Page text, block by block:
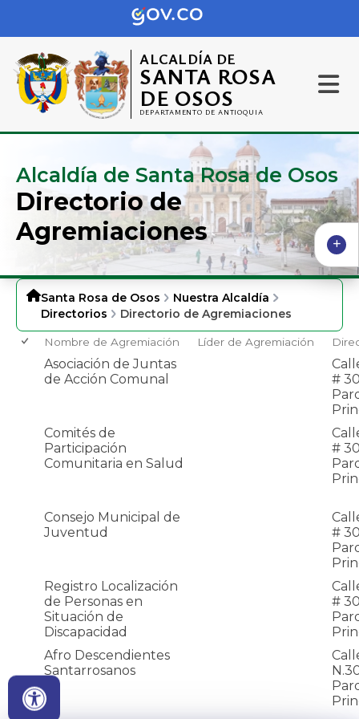
ALCALDÍA DE
SANTA ROSA
DE OSOS
DEPARTAMENTO DE ANTIOQUIA
Alcaldía de Santa Rosa de Osos
Directorio de
Agremiaciones
Santa Rosa de Osos
Nuestra Alcaldía
Directorios
Directorio de Agremiaciones
Nombre de Agremiación Líder de Agremiación
Asociación de Juntas
de Acción Comunal
#
Comités de
Participación
Comunitaria en Salud
#
Consejo Municipal de
Juventud
#
Registro Localización
de Personas en
Situación de
Discapacidad
#
Afro Descendientes
Santarrosanos